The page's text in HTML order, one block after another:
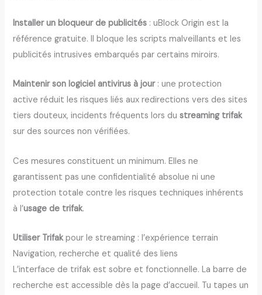
Installer un bloqueur de publicités : uBlock Origin est la
référence gratuite. Il bloque les scripts malveillants et les
publicités intrusives embarqués par certains miroirs.
Maintenir son logiciel antivirus à jour: une protection
active réduit les risques liés aux redirections vers des sites
tiers douteux, incidents fréquents lors dustreaming trifak
sur des sources non vérifiées.
Ces mesures constituent un minimum. Elles ne
garantissent pas une confidentialité absolue ni une
protection totale contre les risques techniques inhérents
à l’usage de trifak.
Utiliser Trifakpour le streaming : l’expérience terrain
Navigation, recherche et qualité des liens
L’interface de trifak est sobre et fonctionnelle. La barre de
recherche est accessible dès la page d’accueil. Tu tapes un